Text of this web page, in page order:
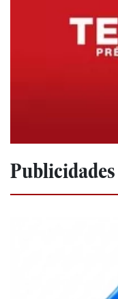
Publicidades